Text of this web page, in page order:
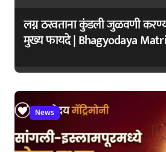
लग्न ठरवताना कुंडली जुळवणी
मुख्य फायदे | Bhagyodaya
News